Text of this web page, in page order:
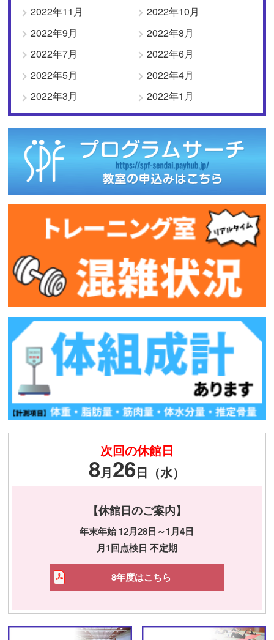
2022年11月
2022年10月
2022年9月
2022年8月
2022年7月
2022年6月
2022年5月
2022年4月
2022年3月
2022年1月
次回の休館日
8月26日（水）
【休館日のご案内】
年末年始 12月28日～1月4日
月1回点検日 不定期
8年度はこちら